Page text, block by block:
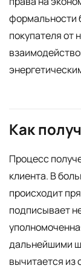
формальности
покупателя от
Как
Процесс
клиента. В
происходит
подписывает
дальнейшими
вычитается из